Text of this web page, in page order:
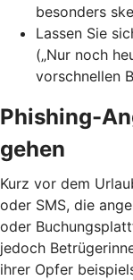
besonders
Lassen Sie
(„Nur noch
vorschnellen
Phishing-
gehen
Kurz vor dem
oder SMS, die
oder
jedoch
ihrer Opfer